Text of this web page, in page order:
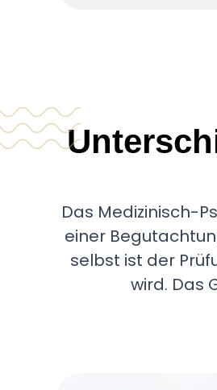
Das Medizinisch-
einer
selbst ist der
wird. Das